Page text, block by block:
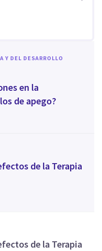
Y DEL DESARROLLO
en la
de apego?
de la Terapia
de la Terapia